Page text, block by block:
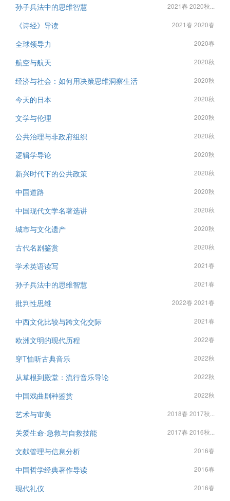
孙子兵法中的思维智慧 2021春 2020秋...
《诗经》导读 2021春 2020春
全球领导力 2020春
航空与航天 2020秋
经济与社会：如何用决策思维洞察生活 2020秋
今天的日本 2020秋
文学与伦理 2020秋
公共治理与非政府组织 2020秋
逻辑学导论 2020秋
新兴时代下的公共政策 2020秋
中国道路 2020秋
中国现代文学名著选讲 2020秋
城市与文化遗产 2020秋
古代名剧鉴赏 2020秋
学术英语读写 2021春
孙子兵法中的思维智慧 2021春
批判性思维 2022春 2021春
中西文化比较与跨文化交际 2021春
欧洲文明的现代历程 2022春
穿T恤听古典音乐 2022秋
从草根到殿堂：流行音乐导论 2022秋
中国戏曲剧种鉴赏 2022秋
艺术与审美 2018春 2017秋...
关爱生命-急救与自救技能 2017春 2016秋...
文献管理与信息分析 2016春
中国哲学经典著作导读 2016春
现代礼仪 2016春